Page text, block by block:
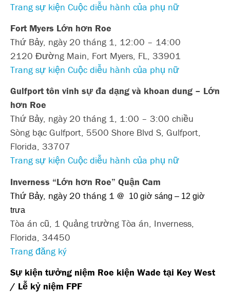
Trang sự kiện Cuộc diễu hành của phụ nữ
Fort Myers Lớn hơn Roe
Thứ Bảy, ngày 20 tháng 1, 12:00 – 14:00
2120 Đường Main, Fort Myers, FL, 33901
Trang sự kiện Cuộc diễu hành của phụ nữ
Gulfport tôn vinh sự đa dạng và khoan dung – Lớn
hơn Roe
Thứ Bảy, ngày 20 tháng 1, 1:00 – 3:00 chiều
Sòng bạc Gulfport, 5500 Shore Blvd S, Gulfport,
Florida, 33707
Trang sự kiện Cuộc diễu hành của phụ nữ
Inverness “Lớn hơn Roe” Quận Cam
Thứ Bảy, ngày 20 tháng 1 @
10 giờ sáng – 12 giờ
trưa
Tòa án cũ, 1 Quảng trường Tòa án, Inverness,
Florida, 34450
Trang đăng ký
Sự kiện tưởng niệm Roe kiện Wade tại Key West
/ Lễ kỷ niệm FPF